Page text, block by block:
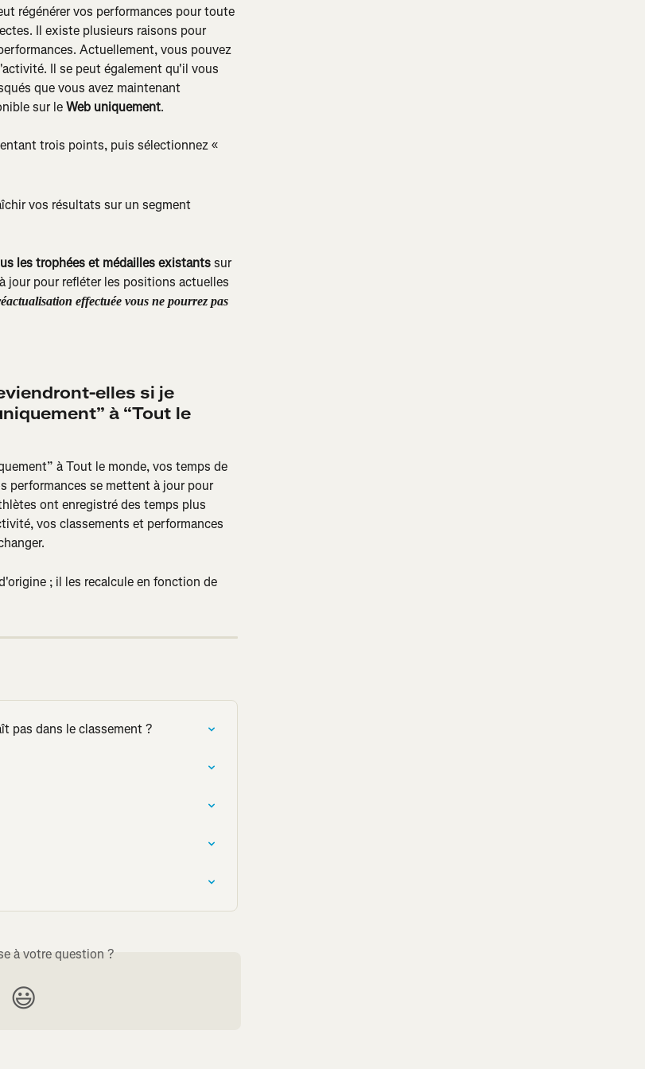
régénérer vos performances pour toute
Il existe plusieurs raisons pour
Actuellement, vous pouvez
Il se peut également qu'il vous
que vous avez maintenant
sur le Web uniquement.
trois points, puis sélectionnez «
vos résultats sur un segment
les trophées et médailles existants sur
jour pour refléter les positions actuelles
effectuée vous ne pourrez pas
elles si je
à “Tout le
à Tout le monde, vos temps de
performances se mettent à jour pour
ont enregistré des temps plus
vos classements et performances
; il les recalcule en fonction de
pas dans le classement ?
à votre question ?
😃